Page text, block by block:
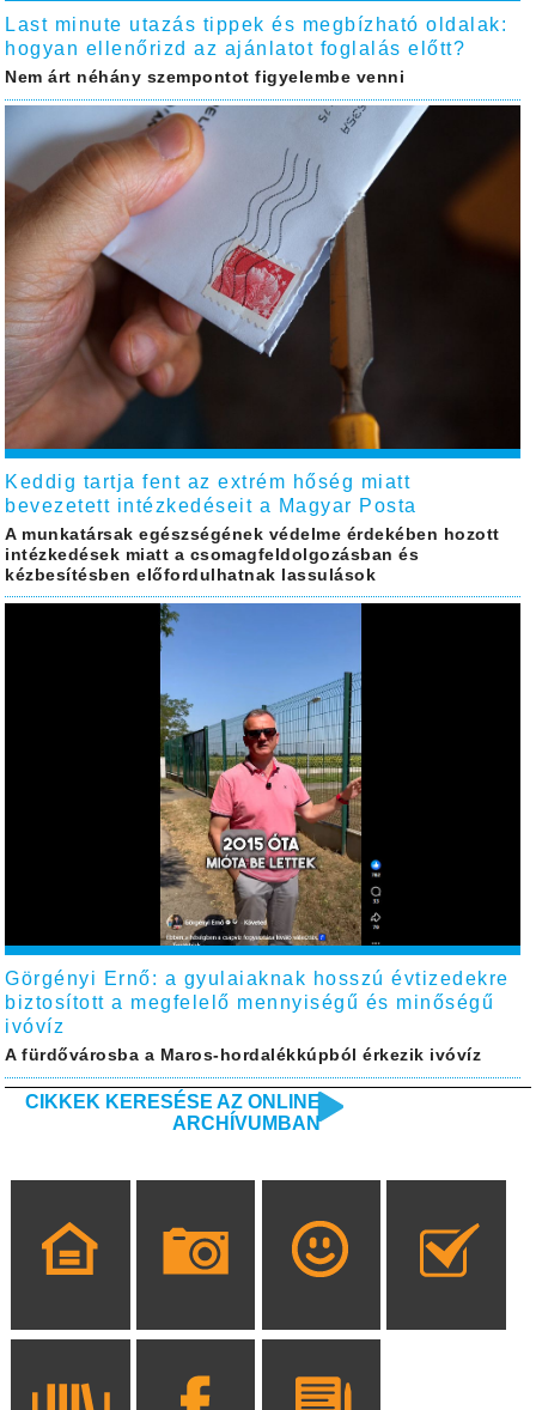
Last minute utazás tippek és megbízható oldalak:
hogyan ellenőrizd az ajánlatot foglalás előtt?
Nem árt néhány szempontot figyelembe venni
Keddig tartja fent az extrém hőség miatt
bevezetett intézkedéseit a Magyar Posta
A munkatársak egészségének védelme érdekében hozott
intézkedések miatt a csomagfeldolgozásban és
kézbesítésben előfordulhatnak lassulások
Görgényi Ernő: a gyulaiaknak hosszú évtizedekre
biztosított a megfelelő mennyiségű és minőségű
ivóvíz
A fürdővárosba a Maros-hordalékkúpból érkezik ivóvíz
CIKKEK KERESÉSE AZ ONLINE
ARCHÍVUMBAN